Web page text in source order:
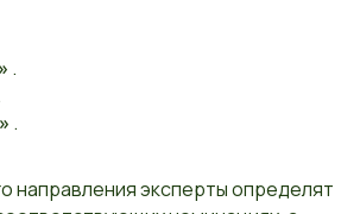
.
.
направления эксперты определят